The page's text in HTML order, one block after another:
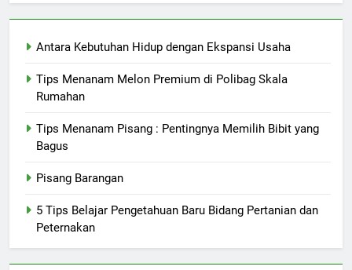
Antara Kebutuhan Hidup dengan Ekspansi Usaha
Tips Menanam Melon Premium di Polibag Skala
Rumahan
Tips Menanam Pisang : Pentingnya Memilih Bibit yang
Bagus
Pisang Barangan
5 Tips Belajar Pengetahuan Baru Bidang Pertanian dan
Peternakan